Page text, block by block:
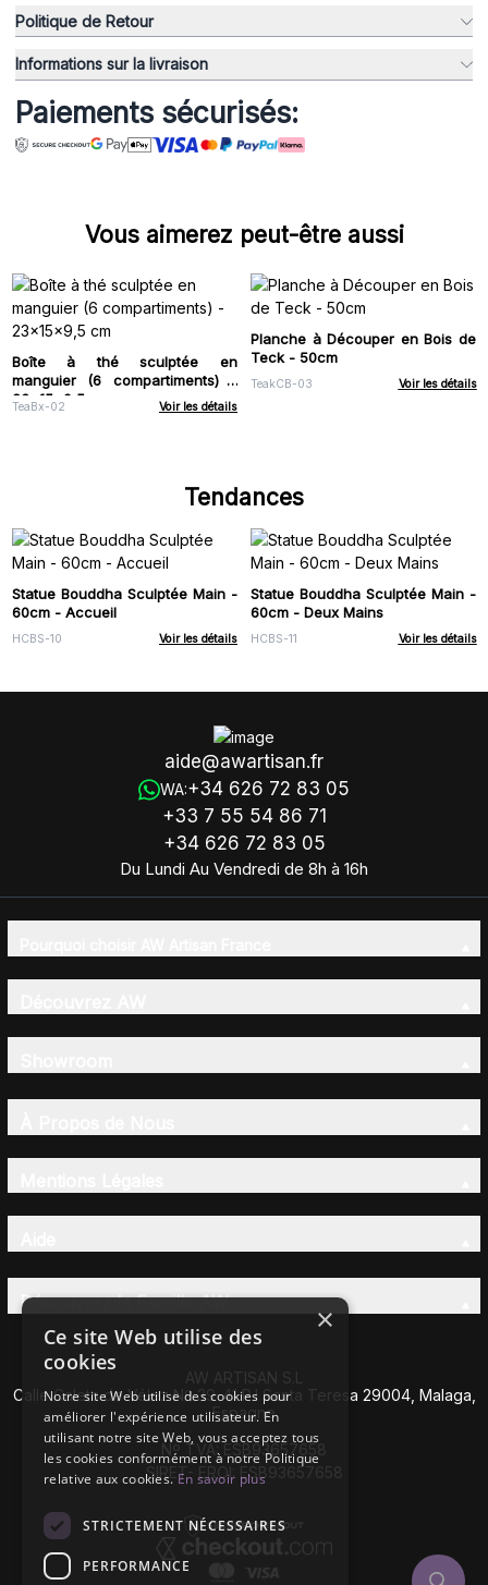
Politique de Retour
Informations sur la livraison
Paiements sécurisés:
Vous aimerez peut-être aussi
Boîte à thé sculptée en
manguier (6 compartiments) -
23x15x9,5 cm
TeaBx-02 Voir les détails
Planche à Découper en Bois de
Teck - 50cm
TeakCB-03 Voir les détails
Tendances
Statue Bouddha Sculptée Main -
60cm - Accueil
HCBS-10 Voir les détails
Statue Bouddha Sculptée Main -
60cm - Deux Mains
HCBS-11 Voir les détails
aide@awartisan.fr
WA:+34 626 72 83 05
+33 7 55 54 86 71
+34 626 72 83 05
Du Lundi Au Vendredi de 8h à 16h
Découvrez la Famille AW
AW ARTISAN S.L
Calle Caleta de Vélez Nº 39-41 P.I Santa Teresa 29004, Malaga,
Espagne
Nº TVA: ESB93657658
SIRET- EROI: ESB93657658
×
Ce site Web utilise des
cookies
Notre site Web utilise des cookies pour
améliorer l'expérience utilisateur. En
utilisant notre site Web, vous acceptez tous
les cookies conformément à notre Politique
relative aux cookies.En savoir plus
STRICTEMENT NÉCESSAIRES
PERFORMANCE